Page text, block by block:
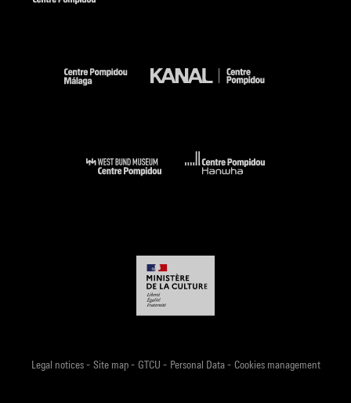
Legal notices- Site map- GTCU - Personal Data- Cookies management